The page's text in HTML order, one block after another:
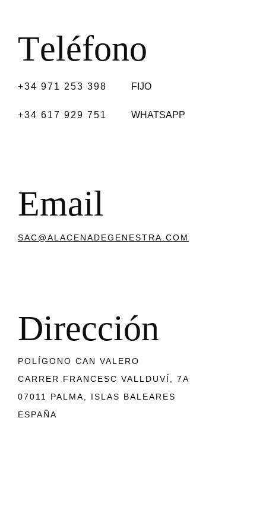
Teléfono
+34 971 253 398 FIJO
+34 617 929 751 WHATSAPP
Email
SAC@ALACENADEGENESTRA.COM
Dirección
POLÍGONO CAN VALERO
CARRER FRANCESC VALLDUVÍ, 7A
07011 PALMA, ISLAS BALEARES
ESPAÑA